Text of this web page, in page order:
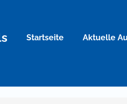
Startseite Aktuelle